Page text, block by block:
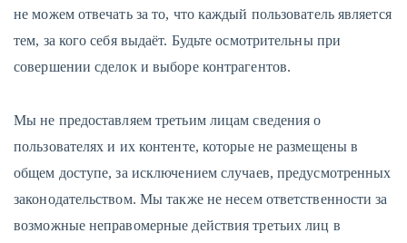
не можем отвечать за то, что каждый пользователь является
тем, за кого себя выдаёт. Будьте осмотрительны при
совершении сделок и выборе контрагентов.
Мы не предоставляем третьим лицам сведения о
пользователях и их контенте, которые не размещены в
общем доступе, за исключением случаев, предусмотренных
законодательством. Мы также не несем ответственности за
возможные неправомерные действия третьих лиц в